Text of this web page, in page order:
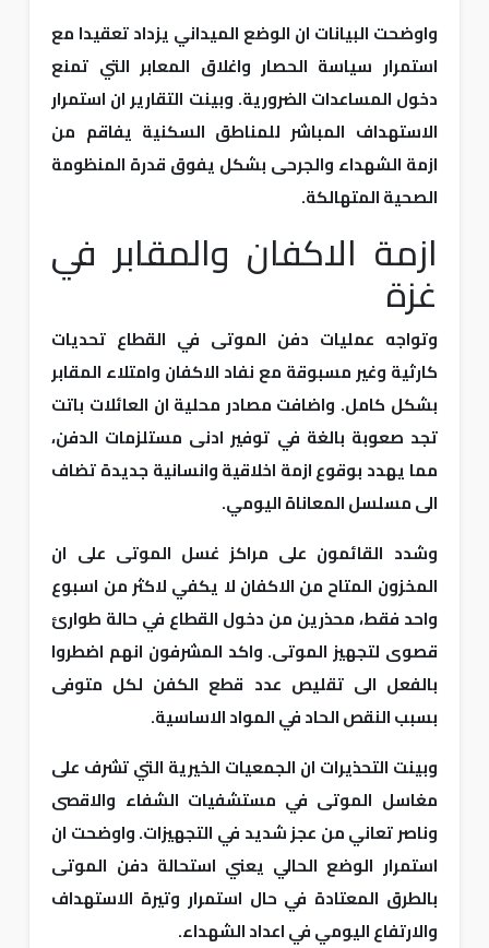
واوضحت البيانات ان الوضع الميداني يزداد تعقيدا مع
استمرار سياسة الحصار واغلاق المعابر التي تمنع
دخول المساعدات الضرورية. وبينت التقارير ان استمرار
الاستهداف المباشر للمناطق السكنية يفاقم من
ازمة الشهداء والجرحى بشكل يفوق قدرة المنظومة
الصحية المتهالكة.
ازمة الاكفان والمقابر في
غزة
وتواجه عمليات دفن الموتى في القطاع تحديات
كارثية وغير مسبوقة مع نفاد الاكفان وامتلاء المقابر
بشكل كامل. واضافت مصادر محلية ان العائلات باتت
تجد صعوبة بالغة في توفير ادنى مستلزمات الدفن،
مما يهدد بوقوع ازمة اخلاقية وانسانية جديدة تضاف
الى مسلسل المعاناة اليومي.
وشدد القائمون على مراكز غسل الموتى على ان
المخزون المتاح من الاكفان لا يكفي لاكثر من اسبوع
واحد فقط، محذرين من دخول القطاع في حالة طوارئ
قصوى لتجهيز الموتى. واكد المشرفون انهم اضطروا
بالفعل الى تقليص عدد قطع الكفن لكل متوفى
بسبب النقص الحاد في المواد الاساسية.
وبينت التحذيرات ان الجمعيات الخيرية التي تشرف على
مغاسل الموتى في مستشفيات الشفاء والاقصى
وناصر تعاني من عجز شديد في التجهيزات. واوضحت ان
استمرار الوضع الحالي يعني استحالة دفن الموتى
بالطرق المعتادة في حال استمرار وتيرة الاستهداف
والارتفاع اليومي في اعداد الشهداء.